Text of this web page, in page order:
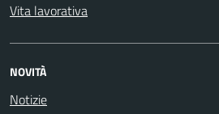
Vita lavorativa
NOVITÀ
Notizie